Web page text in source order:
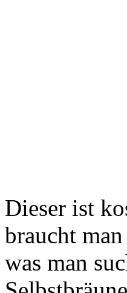
Dieser ist
braucht
was man